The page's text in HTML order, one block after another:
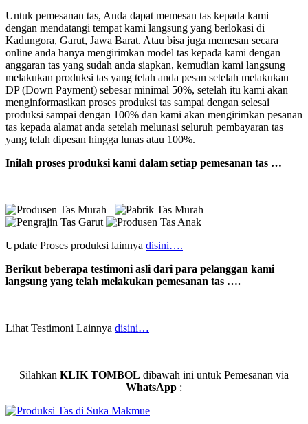
Untuk pemesanan tas, Anda dapat memesan tas kepada kami
dengan mendatangi tempat kami langsung yang berlokasi di
Kadungora, Garut, Jawa Barat. Atau bisa juga memesan secara
online anda hanya mengirimkan model tas kepada kami dengan
anggaran tas yang sudah anda siapkan, kemudian kami langsung
melakukan produksi tas yang telah anda pesan setelah melakukan
DP (Down Payment) sebesar minimal 50%, setelah itu kami akan
menginformasikan proses produksi tas sampai dengan selesai
produksi sampai dengan 100% dan kami akan mengirimkan pesanan
tas kepada alamat anda setelah melunasi seluruh pembayaran tas
yang telah dipesan hingga lunas atau 100%.
Inilah proses produksi kami dalam setiap pemesanan tas …
Update Proses produksi lainnya disini….
Berikut beberapa testimoni asli dari para pelanggan kami
langsung yang telah melakukan pemesanan tas ….
Lihat Testimoni Lainnya disini…
Silahkan KLIK TOMBOL dibawah ini untuk Pemesanan via
WhatsApp :